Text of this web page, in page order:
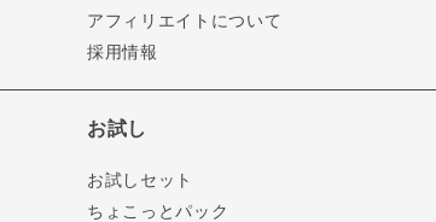
アフィリエイトについて
採用情報
お試し
お試しセット
ちょこっとパック